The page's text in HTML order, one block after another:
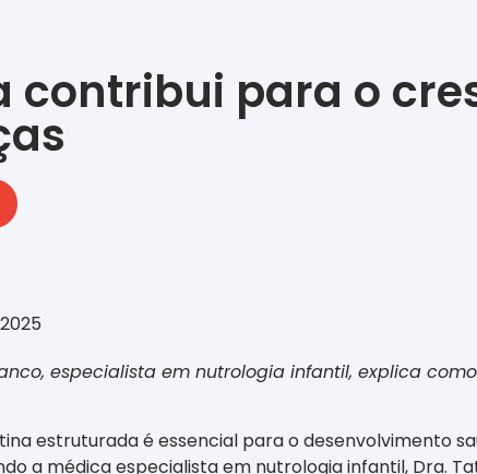
contribui para o
especialista em nutrologia infantil, explica
estruturada é essencial para o desenvolvimento
a médica especialista em nutrologia infantil, Dra.